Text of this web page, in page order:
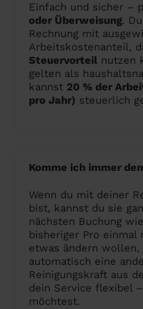
Einfach und sicher –
oder Überweisung.
Rechnung mit
Arbeitskostenanteil,
Steuervorteil nutzen
gelten als
kannst 20 % der
pro Jahr) steuerlich
Komme ich immer
Wenn du mit deiner
bist, kannst du sie
nächsten Buchung
bisheriger Pro einmal
etwas ändern wollen,
automatisch eine
Reinigungskraft aus
dein Service flexibel
möchtest.